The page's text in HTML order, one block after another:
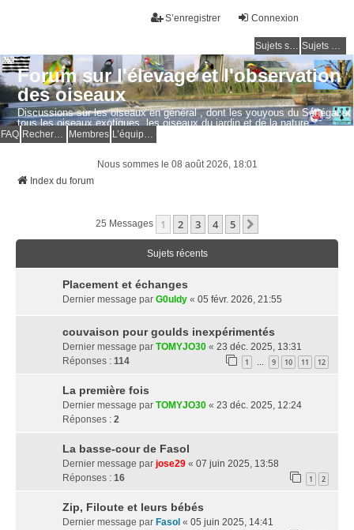
Connexion
S’enregistrer
Sujets sans réponse Sujets actifs
Forum sur l'élevage et l'observation
des oiseaux
Discussions sur les oiseaux en général , dont les youyous du Sénégal et
tous les oiseaux exotiques, les oiseaux du jardin et de la nature.
Questions, photos, expériences.
FAQ Membres
Nous sommes le 08 août 2026, 18:01
Index du forum
25 Messages 1 2 3 4 5
Sujets récents
Placement et échanges
Dernier message par G0uldy « 05 févr. 2026, 21:55
couvaison pour goulds inexpérimentés
Dernier message par TOMYJO30 « 23 déc. 2025, 13:31
Réponses : 114 1 9 10 11 12
La première fois
Dernier message par TOMYJO30 « 23 déc. 2025, 12:24
Réponses : 2
La basse-cour de Fasol
Dernier message par jose29 « 07 juin 2025, 13:58
Réponses : 16 1 2
Zip, Filoute et leurs bébés
Dernier message par Fasol « 05 juin 2025, 14:41